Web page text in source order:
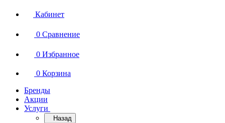
Кабинет
0 Сравнение
0 Избранное
0 Корзина
Бренды
Акции
Услуги
Назад